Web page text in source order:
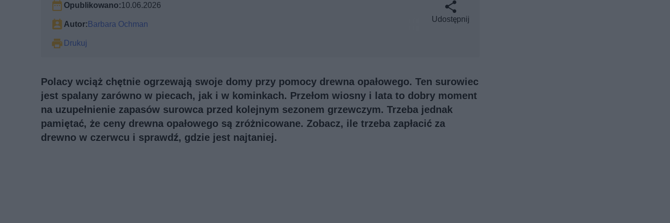
Opublikowano:10.06.2026
Autor:Barbara Ochman
Drukuj
Udostępnij
Polacy wciąż chętnie ogrzewają swoje domy przy pomocy drewna opałowego. Ten surowiec
jest spalany zarówno w piecach, jak i w kominkach. Przełom wiosny i lata to dobry moment
na uzupełnienie zapasów surowca przed kolejnym sezonem grzewczym. Trzeba jednak
pamiętać, że ceny drewna opałowego są zróżnicowane. Zobacz, ile trzeba zapłacić za
drewno w czerwcu i sprawdź, gdzie jest najtaniej.